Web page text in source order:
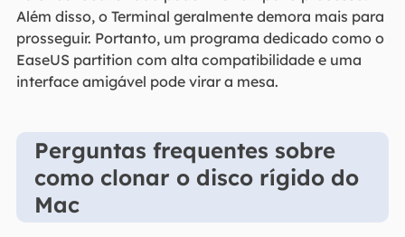
Além disso, o Terminal geralmente demora mais para
prosseguir. Portanto, um programa dedicado como o
EaseUS partition com alta compatibilidade e uma
interface amigável pode virar a mesa.
Perguntas frequentes sobre
como clonar o disco rígido do
Mac